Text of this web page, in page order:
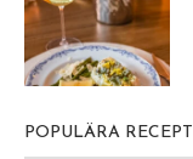
POPULÄRA RECEPT